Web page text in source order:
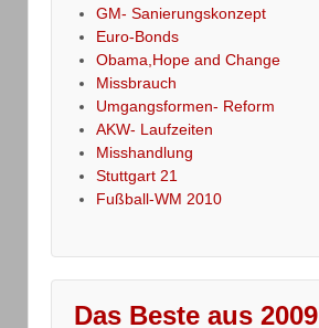
GM- Sanierungskonzept
Euro-Bonds
Obama,Hope and Change
Missbrauch
Umgangsformen- Reform
AKW- Laufzeiten
Misshandlung
Stuttgart 21
Fußball-WM 2010
Das Beste aus 2009